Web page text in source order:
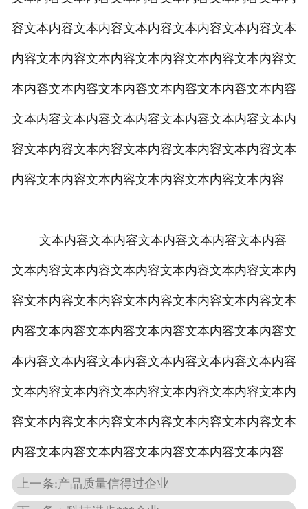
容文本内容文本内容文本内容文本内容文本内容文本
内容文本内容文本内容文本内容文本内容文本内容文
本内容文本内容文本内容文本内容文本内容文本内容
文本内容文本内容文本内容文本内容文本内容文本内
容文本内容文本内容文本内容文本内容文本内容文本
内容文本内容文本内容文本内容文本内容文本内容
文本内容文本内容文本内容文本内容文本内容
文本内容文本内容文本内容文本内容文本内容文本内
容文本内容文本内容文本内容文本内容文本内容文本
内容文本内容文本内容文本内容文本内容文本内容文
本内容文本内容文本内容文本内容文本内容文本内容
文本内容文本内容文本内容文本内容文本内容文本内
容文本内容文本内容文本内容文本内容文本内容文本
内容文本内容文本内容文本内容文本内容文本内容
上一条:产品质量信得过企业